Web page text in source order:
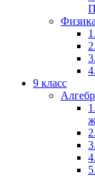
Физика
9 класс